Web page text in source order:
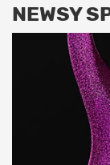
NEWSY